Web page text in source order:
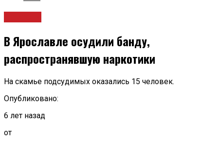
В Ярославле осудили банду,
распространявшую наркотики
На скамье подсудимых оказались 15 человек.
Опубликовано:
6 лет назад
от